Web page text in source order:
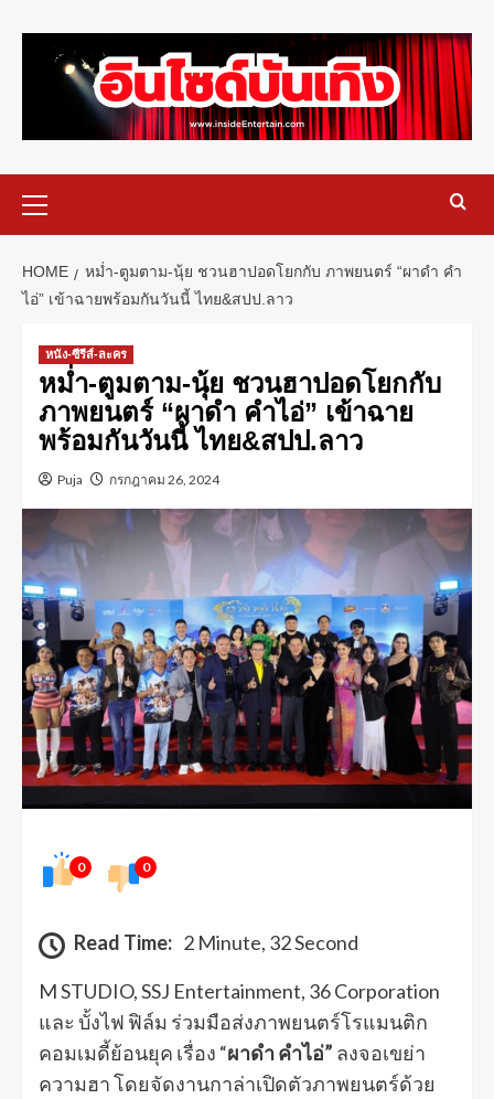
HOME
หม่ำ-ตูมตาม-นุ้ย ชวนฮาปอดโยกกับ ภาพยนตร์ “ผาดำ คำ
ไอ่” เข้าฉายพร้อมกันวันนี้ ไทย&สปป.ลาว
หนัง-ซีรีส์-ละคร
หม่ำ-ตูมตาม-นุ้ย ชวนฮาปอดโยกกับ
ภาพยนตร์ “ผาดำ คำไอ่” เข้าฉาย
พร้อมกันวันนี้ ไทย&สปป.ลาว
Puja กรกฎาคม 26, 2024
0 0
Read Time: 2 Minute, 32 Second
M STUDIO, SSJ Entertainment, 36 Corporation
และ บั้งไฟ ฟิล์ม ร่วมมือส่งภาพยนตร์โรแมนติก
คอมเมดี้ย้อนยุค เรื่อง “ผาดำ คำไอ่” ลงจอเขย่า
ความฮา โดยจัดงานกาล่าเปิดตัวภาพยนตร์ด้วย